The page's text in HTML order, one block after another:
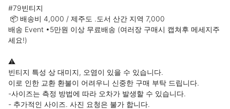
#79빈티지
배송 Event •5만원 이상 무료배송 (여러장 구매시 캡쳐후 메세지주
세요!)
⚠️
빈티지 특성 상 대미지, 오염이 있을 수 있습니다.
이로 인한 교환 환불이 어려우니 신중한 구매 부탁 드립니다.
-사이즈는 측정 방법에 따라 오차가 발생할 수 있습니다.
- 추가적인 사이즈. 사진 요청은 불가 합니다.